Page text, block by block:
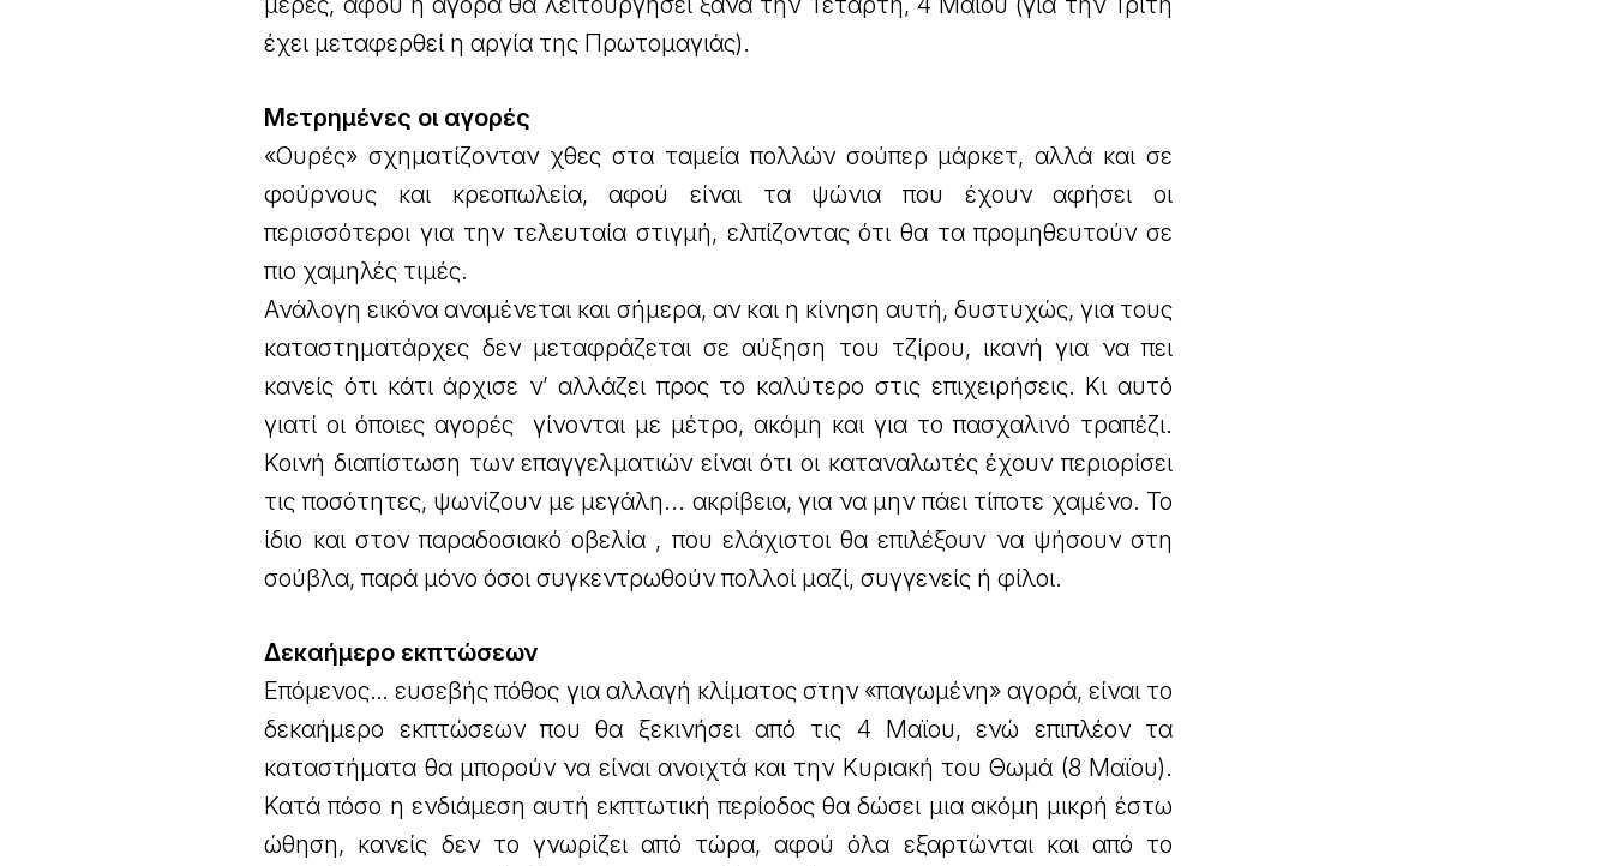
έχει μεταφερθεί η αργία της Πρωτομαγιάς).
Μετρημένες οι αγορές
«Ουρές» σχηματίζονταν χθες στα ταμεία πολλών σούπερ μάρκετ, αλλά και σε
φούρνους και κρεοπωλεία, αφού είναι τα ψώνια που έχουν αφήσει οι
περισσότεροι για την τελευταία στιγμή, ελπίζοντας ότι θα τα προμηθευτούν σε
πιο χαμηλές τιμές.
Ανάλογη εικόνα αναμένεται και σήμερα, αν και η κίνηση αυτή, δυστυχώς, για τους
καταστηματάρχες δεν μεταφράζεται σε αύξηση του τζίρου, ικανή για να πει
κανείς ότι κάτι άρχισε ν’ αλλάζει προς το καλύτερο στις επιχειρήσεις. Κι αυτό
γιατί οι όποιες αγορές γίνονται με μέτρο, ακόμη και για το πασχαλινό τραπέζι.
Κοινή διαπίστωση των επαγγελματιών είναι ότι οι καταναλωτές έχουν περιορίσει
τις ποσότητες, ψωνίζουν με μεγάλη... ακρίβεια, για να μην πάει τίποτε χαμένο. Το
ίδιο και στον παραδοσιακό οβελία , που ελάχιστοι θα επιλέξουν να ψήσουν στη
σούβλα, παρά μόνο όσοι συγκεντρωθούν πολλοί μαζί, συγγενείς ή φίλοι.
Δεκαήμερο εκπτώσεων
Επόμενος… ευσεβής πόθος για αλλαγή κλίματος στην «παγωμένη» αγορά, είναι το
δεκαήμερο εκπτώσεων που θα ξεκινήσει από τις 4 Μαϊου, ενώ επιπλέον τα
καταστήματα θα μπορούν να είναι ανοιχτά και την Κυριακή του Θωμά (8 Μαϊου).
Κατά πόσο η ενδιάμεση αυτή εκπτωτική περίοδος θα δώσει μια ακόμη μικρή έστω
ώθηση, κανείς δεν το γνωρίζει από τώρα, αφού όλα εξαρτώνται και από το